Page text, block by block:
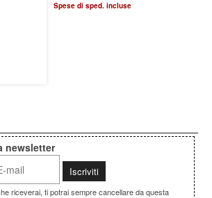
Spese di sped. incluse
newsletter
riceverai, ti potrai sempre cancellare da questa